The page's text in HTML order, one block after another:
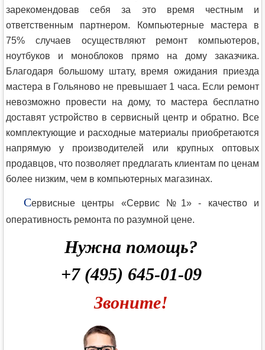
зарекомендовав себя за это время честным и
ответственным партнером. Компьютерные мастера в
75% случаев осуществляют ремонт компьютеров,
ноутбуков и моноблоков прямо на дому заказчика.
Благодаря большому штату, время ожидания приезда
мастера в Гольяново не превышает 1 часа. Если ремонт
невозможно провести на дому, то мастера бесплатно
доставят устройство в сервисный центр и обратно. Все
комплектующие и расходные материалы приобретаются
напрямую у производителей или крупных оптовых
продавцов, что позволяет предлагать клиентам по ценам
более низким, чем в компьютерных магазинах.
Сервисные центры «Сервис №1» - качество и
оперативность ремонта по разумной цене.
Нужна помощь?
+7 (495) 645-01-09
Звоните!